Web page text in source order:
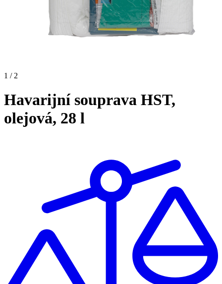
1 / 2
Havarijní souprava HST,
olejová, 28 l